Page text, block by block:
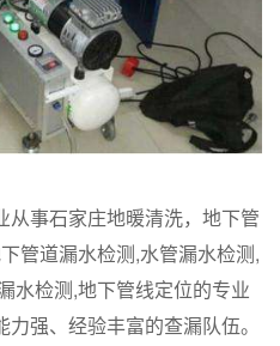
从事石家庄地暖清洗，地下管
管道漏水检测,水管漏水检测,
水检测,地下管线定位的专业
强、经验丰富的查漏队伍。